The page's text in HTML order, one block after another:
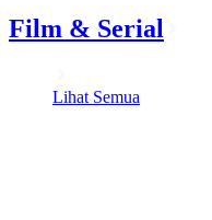
Film & Serial
Lihat Semua